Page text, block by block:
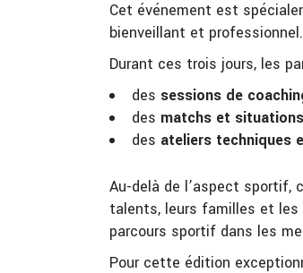
Cet événement est
bienveillant et professionnel.
Durant ces trois jours, les
des sessions de
des matchs et
des ateliers techniques
Au-delà de l’aspect sportif,
talents, leurs familles et les
parcours sportif dans les
Pour cette édition